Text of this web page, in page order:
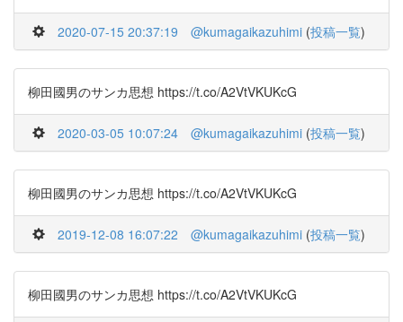
2020-07-15 20:37:19 @kumagaikazuhimi (投稿一覧)
柳田國男のサンカ思想 https://t.co/A2VtVKUKcG
2020-03-05 10:07:24 @kumagaikazuhimi (投稿一覧)
柳田國男のサンカ思想 https://t.co/A2VtVKUKcG
2019-12-08 16:07:22 @kumagaikazuhimi (投稿一覧)
柳田國男のサンカ思想 https://t.co/A2VtVKUKcG